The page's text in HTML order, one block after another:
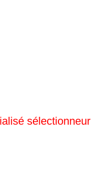
sélectionneur